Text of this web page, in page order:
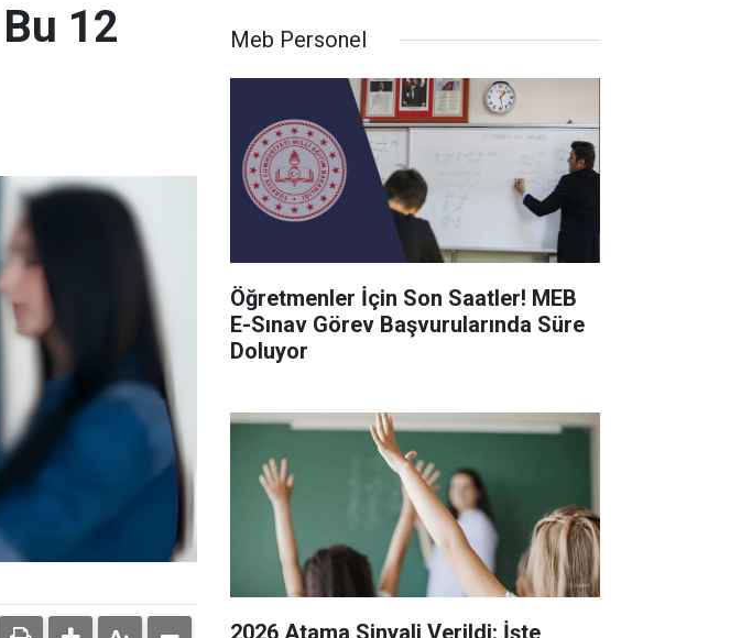
12
Meb Personel
Öğretmenler İçin Son Saatler! MEB
E-Sınav Görev Başvurularında Süre
Doluyor
2026 Atama Sinyali Verildi: İşte